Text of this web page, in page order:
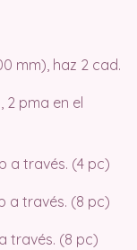
mm), haz 2 cad.
2 pma en el
a través. (4 pc)
a través. (8 pc)
través. (8 pc)